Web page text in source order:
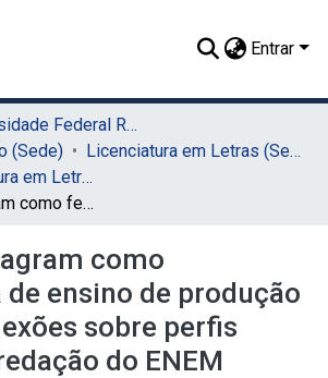
Entrar
01. Universidade Federal Rural de Pernambuco - UFRPE (Sede)
(Sede)
Licenciatura em Letras (Sede)
TCC - Licenciatura em Letras (Sede)
Uso do Instagram como ferramenta de ensino de produção textual: reflexões sobre perfis voltados à redação do ENEM
como
ensino de produção
sobre perfis
do ENEM